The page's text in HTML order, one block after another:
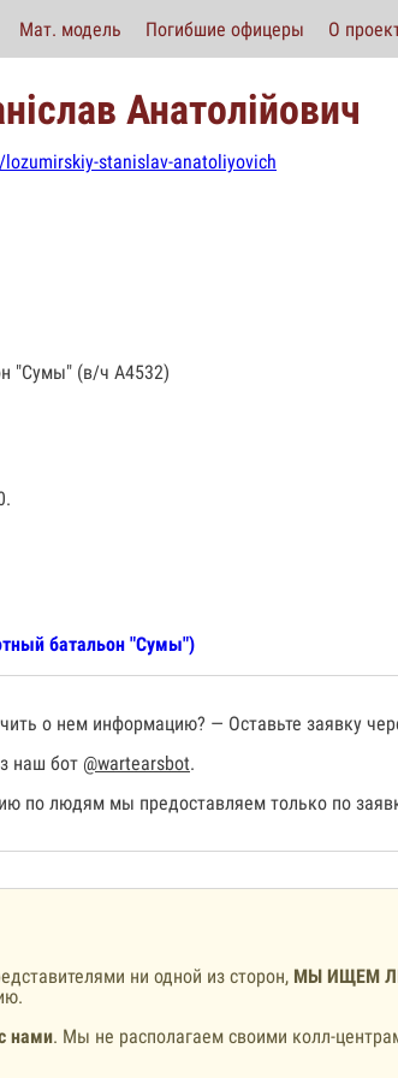
Мат. модель Погибшие офицеры О
Анатолійович
stanislav-anatoliyovich
"Сумы" (в/ч А4532)
батальон "Сумы")
о нем информацию? — Оставьте заявку
наш бот @wartearsbot.
по людям мы предоставляем только по
ни одной из сторон, МЫ ИЩЕМ
нами. Мы не располагаем своими колл-